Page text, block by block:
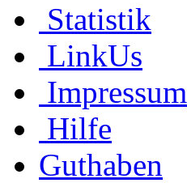
Statistik
LinkUs
Impressum
Hilfe
Guthaben